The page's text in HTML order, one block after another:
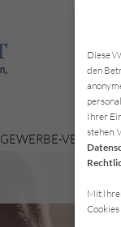
GEWERBE-
Diese
den
Ihrer
stehen.
Mit